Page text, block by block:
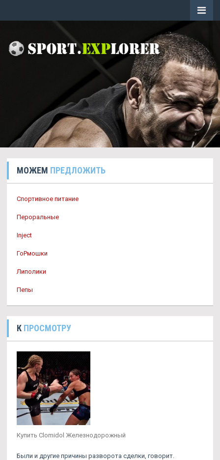
МОЖЕМ ПРЕДЛОЖИТЬ
Спортивное питание
Пероральные
Inject
ГоРмошки
Липолики
Пепы
К ПРОСМОТРУ
Купить Clomidol Железнодорожный
Были и другие причины разворота сделки, говорит.